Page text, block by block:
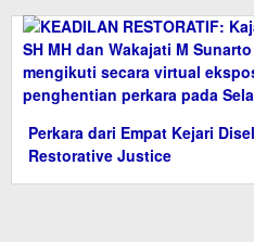
Perkara dari Empat Kejari
Restorative Justice